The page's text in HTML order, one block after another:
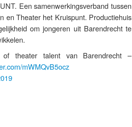
Een samenwerkingsverband tussen
en Theater het Kruispunt. Productiehuis
om jongeren uit Barendrecht te
of theater talent van Barendrecht –
mWMQvB5ocz